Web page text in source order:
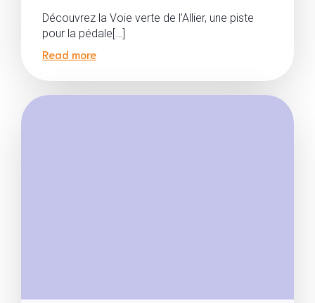
Découvrez la Voie verte de l’Allier, une piste
pour la pédale[…]
Read more